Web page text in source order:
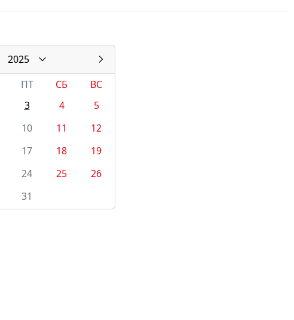
2025
ПТ СБ
ВС
3 4
5
10 11
12
17 18
19
24 25
26
31